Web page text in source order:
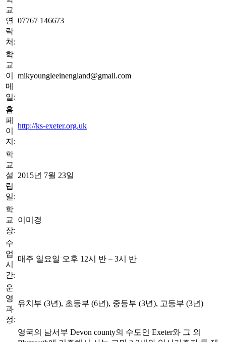
교
연
락
처:
07767 146673
학
교
이
메
일:
mikyoungleeinengland@gmail.com
홈
페
이
지:
http://ks-exeter.org.uk
학
교
설
립
일:
2015년 7월 23일
학
교
장:
이미경
수
업
시
간:
매주 일요일 오후 12시 반 – 3시 반
운
영
과
정:
유치부 (3년), 초등부 (6년), 중등부 (3년), 고등부 (3년)
영국의 남서부 Devon county의 수도인 Exeter와 그 외